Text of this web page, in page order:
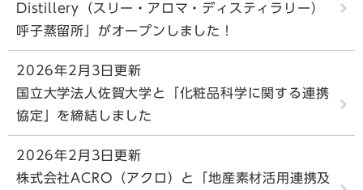
Distillery（スリー・アロマ・ディスティラリー）
呼子蒸留所」がオープンしました！
2026年2月3日更新
国立大学法人佐賀大学と「化粧品科学に関する連携
協定」を締結しました
2026年2月3日更新
株式会社ACRO（アクロ）と「地産素材活用連携及